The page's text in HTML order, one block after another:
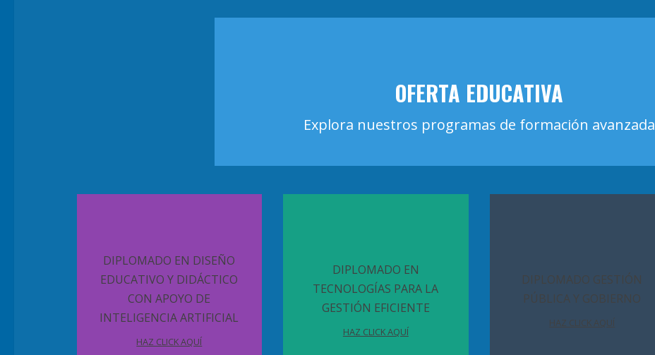
OFERTA EDUCATIVA
Explora nuestros programas de formación avanzada
DIPLOMADO EN DISEÑO
EDUCATIVO Y DIDÁCTICO
CON APOYO DE
INTELIGENCIA ARTIFICIAL
HAZ CLICK AQUÍ
DIPLOMADO EN
TECNOLOGÍAS PARA LA
GESTIÓN EFICIENTE
HAZ CLICK AQUÍ
DIPLOMADO GESTIÓN
PÚBLICA Y GOBIERNO
HAZ CLICK AQUÍ